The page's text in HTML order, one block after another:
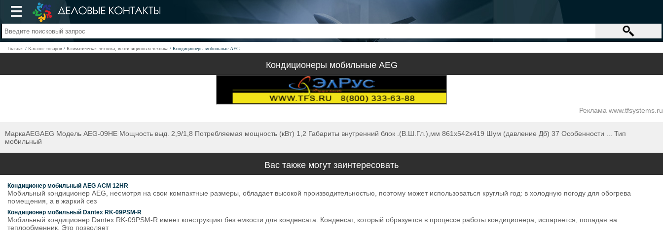
Главная Каталог товаров Климатическая техника, вентиляционная техника Кондиционеры мобильные AEG
Кондиционеры мобильные AEG
Реклама www.tfsystems.ru
МаркаAEGAEG Модель AEG-09HE Мощность выд. 2,9/1,8 Потребляемая мощность (кВт) 1,2 Габариты внутренний блок .(В.Ш.Гл.),мм 861x542x419 Шум (давление Дб) 37 Особенности ... Тип
мобильный
Вас также могут заинтересовать
Кондиционер мобильный AEG ACM 12HR
Мобильный кондиционер AEG, несмотря на свои компактные размеры, обладает высокой производительностью, поэтому может использоваться круглый год: в холодную погоду для обогрева
помещения, а в жаркий сез
Кондиционер мобильный Dantex RK-09PSM-R
Мобильный кондиционер Dantex RK-09PSM-R имеет конструкцию без емкости для конденсата. Конденсат, который образуется в процессе работы кондиционера, испаряется, попадая на
теплообменник. Это позволяет